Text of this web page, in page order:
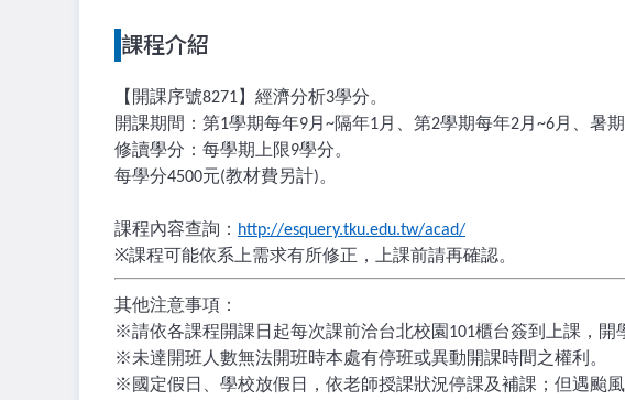
課程介紹
【開課序號8271】經濟分析3學分。
開課期間：第1學期每年9月 ~隔年1月、第2學期每年2月 ~6月、暑
修讀學分：每學期上限9學分。
每學分4500元(教材費另計)。
課程內容查詢： http://esquery.tku.edu.tw/acad/
※課程可能依系上需求有所修正，上課前請再確認。
其他注意事項：
※請依各課程開課日起每次課前洽台北校園 101櫃台簽到上課，開
※未達開班人數無法開班時本處有停班或異動開課時間之權利。
※ 國定假日、學校放假日，依老師授課狀況停課及補課；但遇颱